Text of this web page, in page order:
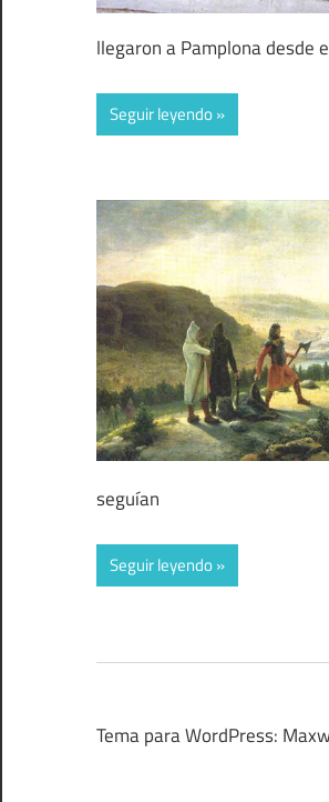
llegaron a Pamplona desde
Seguir leyendo
seguían
Seguir leyendo
Tema para WordPress: